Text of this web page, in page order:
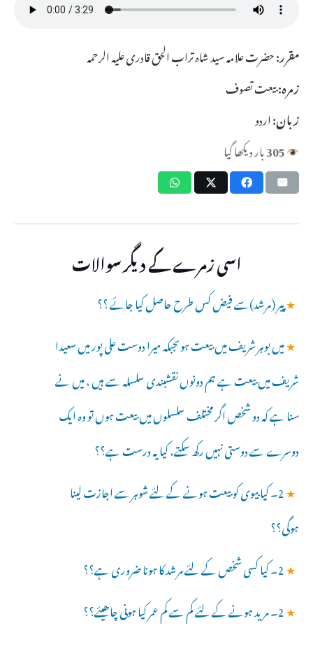
مقرر:حضرت علامہ سید شاہ تراب الحق قادری علیہ الرحمہ
زمرہ:بیعت تصوف
زبان:اردو
305بار دیکھا گیا
اسی زمرے کے دیگر سوالات
★پیر (مرشد)سے فیض کس طرح حاصل کیا جائے ؟؟
★میں بوہر شریف میں بیعت ہوںجبکہ میرا دوست علی پور میں سعیدا
شریف میں بیعت ہے ہم دونوں نقشبندی سلسلہ سے ہیں ، میں نے
سنا ہے کہ دو شخص اگر مختلف سلسلوں میں بیعت ہوں تو وہ ایک
دوسرے سے دوستی نہیں رکھ سکتے، کیا یہ درست ہے؟؟
★ 2۔ کیا بیوی کو بیعت ہونے کے لئے شوہر سے اجازت لینا
ہوگی؟؟
★2۔ کیا کسی شخص کے لئے مرشد کا ہونا ضروری ہے؟؟
★2۔ مرید ہونے کے لئے کم سے کم عمر کیا ہونی چاھیئے؟؟